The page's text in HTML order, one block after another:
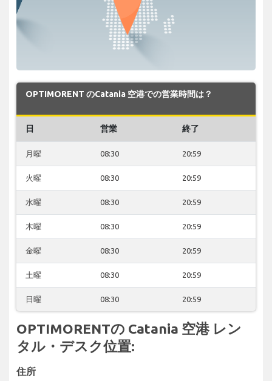
OPTIMORENT のCatania 空港での営業時間は？
日 営業 終了
月曜 08:30 20:59
火曜 08:30 20:59
水曜 08:30 20:59
木曜 08:30 20:59
金曜 08:30 20:59
土曜 08:30 20:59
日曜 08:30 20:59
OPTIMORENTの Catania 空港 レン
タル・デスク位置:
住所